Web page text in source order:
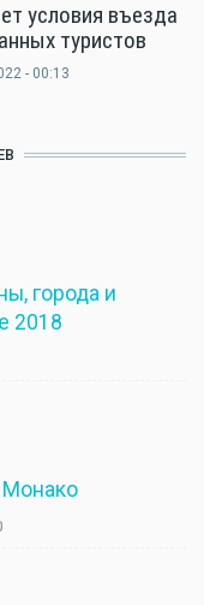
условия въезда
туристов
- 00:13
города и
2018
Монако